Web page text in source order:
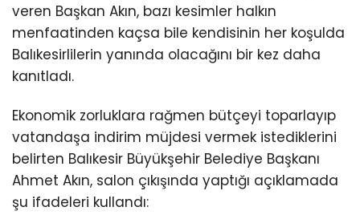
veren Başkan Akın, bazı kesimler halkın
menfaatinden kaçsa bile kendisinin her koşulda
Balıkesirlilerin yanında olacağını bir kez daha
kanıtladı.
Ekonomik zorluklara rağmen bütçeyi toparlayıp
vatandaşa indirim müjdesi vermek istediklerini
belirten Balıkesir Büyükşehir Belediye Başkanı
Ahmet Akın, salon çıkışında yaptığı açıklamada
şu ifadeleri kullandı: